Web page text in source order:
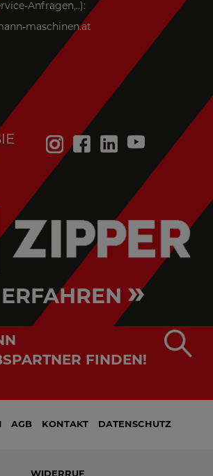
Anfragen,..):
maschinen.at
»
FINDEN!
AGB KONTAKT DATENSCHUTZ